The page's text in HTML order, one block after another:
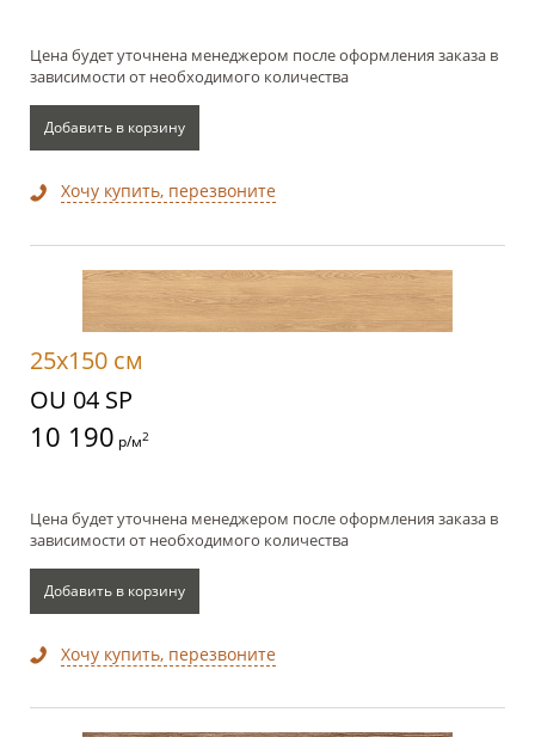
Цена будет уточнена менеджером после оформления заказа в
зависимости от необходимого количества
Добавить в корзину
Хочу купить, перезвоните
25x150 см
OU 04 SP
10 190 р/м2
Цена будет уточнена менеджером после оформления заказа в
зависимости от необходимого количества
Добавить в корзину
Хочу купить, перезвоните